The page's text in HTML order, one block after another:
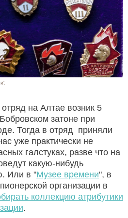
на Алтае возник 5
затоне при
Тогда в отряд приняли
уже практически не
галстуках, разве что на
какую-нибудь
Или в "Музее времени", в
организации в
коллекцию атрибутики
.